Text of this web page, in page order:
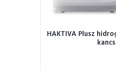
HAKTIVA Plusz